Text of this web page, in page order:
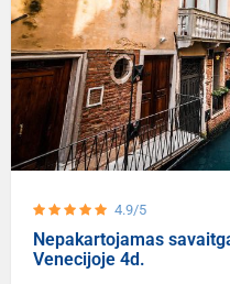
4.9/5
Nepakartojamas
Venecijoje 4d.